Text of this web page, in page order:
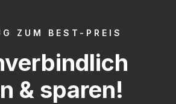
ZUM BEST-PREIS
& sparen!